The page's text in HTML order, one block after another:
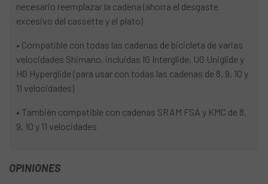
necesario reemplazar la cadena (ahorra el desgaste
excesivo del cassette y el plato)
• Compatible con todas las cadenas de bicicleta de varias
velocidades Shimano, incluidas IG Interglide, UG Uniglide y
HG Hyperglide (para usar con todas las cadenas de 8, 9, 10 y
11 velocidades)
• También compatible con cadenas SRAM FSA y KMC de 8,
9, 10 y 11 velocidades
OPINIONES